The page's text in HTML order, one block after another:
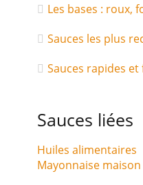
Les bases : roux,
Sauces les plus
Sauces rapides et
Sauces liées
Huiles alimentaires
Mayonnaise maison